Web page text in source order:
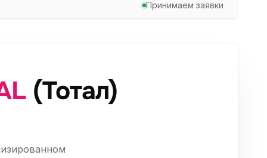
Принимаем заявки
(Тотал)